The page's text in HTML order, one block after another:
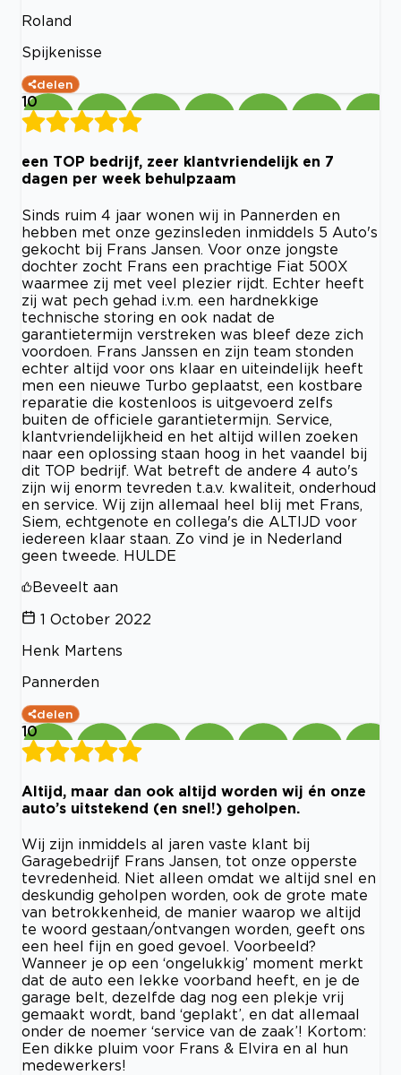
Roland
Spijkenisse
delen
10
een TOP bedrijf, zeer klantvriendelijk en 7
dagen per week behulpzaam
Sinds ruim 4 jaar wonen wij in Pannerden en
hebben met onze gezinsleden inmiddels 5 Auto's
gekocht bij Frans Jansen. Voor onze jongste
dochter zocht Frans een prachtige Fiat 500X
waarmee zij met veel plezier rijdt. Echter heeft
zij wat pech gehad i.v.m. een hardnekkige
technische storing en ook nadat de
garantietermijn verstreken was bleef deze zich
voordoen. Frans Janssen en zijn team stonden
echter altijd voor ons klaar en uiteindelijk heeft
men een nieuwe Turbo geplaatst, een kostbare
reparatie die kostenloos is uitgevoerd zelfs
buiten de officiele garantietermijn. Service,
klantvriendelijkheid en het altijd willen zoeken
naar een oplossing staan hoog in het vaandel bij
dit TOP bedrijf. Wat betreft de andere 4 auto's
zijn wij enorm tevreden t.a.v. kwaliteit, onderhoud
en service. Wij zijn allemaal heel blij met Frans,
Siem, echtgenote en collega's die ALTIJD voor
iedereen klaar staan. Zo vind je in Nederland
geen tweede. HULDE
Beveelt aan
1 October 2022
Henk Martens
Pannerden
delen
10
Altijd, maar dan ook altijd worden wij én onze
auto’s uitstekend (en snel!) geholpen.
Wij zijn inmiddels al jaren vaste klant bij
Garagebedrijf Frans Jansen, tot onze opperste
tevredenheid. Niet alleen omdat we altijd snel en
deskundig geholpen worden, ook de grote mate
van betrokkenheid, de manier waarop we altijd
te woord gestaan/ontvangen worden, geeft ons
een heel fijn en goed gevoel. Voorbeeld?
Wanneer je op een ‘ongelukkig’ moment merkt
dat de auto een lekke voorband heeft, en je de
garage belt, dezelfde dag nog een plekje vrij
gemaakt wordt, band ‘geplakt’, en dat allemaal
onder de noemer ‘service van de zaak’! Kortom:
Een dikke pluim voor Frans & Elvira en al hun
medewerkers!